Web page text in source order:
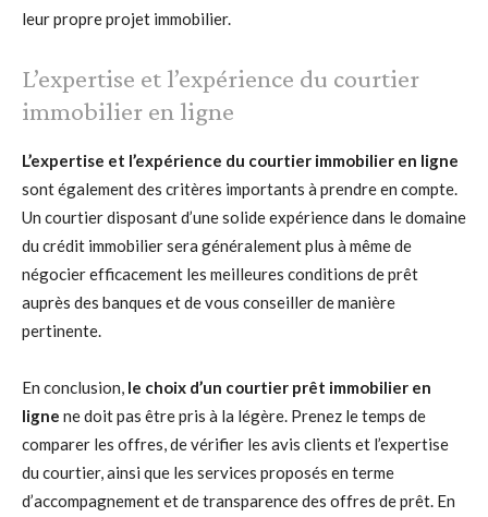
leur propre projet immobilier.
L’expertise et l’expérience du courtier
immobilier en ligne
L’expertise et l’expérience du courtier immobilier en ligne
sont également des critères importants à prendre en compte.
Un courtier disposant d’une solide expérience dans le domaine
du crédit immobilier sera généralement plus à même de
négocier efficacement les meilleures conditions de prêt
auprès des banques et de vous conseiller de manière
pertinente.
En conclusion, le choix d’un courtier prêt immobilier en
ligne ne doit pas être pris à la légère. Prenez le temps de
comparer les offres, de vérifier les avis clients et l’expertise
du courtier, ainsi que les services proposés en terme
d’accompagnement et de transparence des offres de prêt. En